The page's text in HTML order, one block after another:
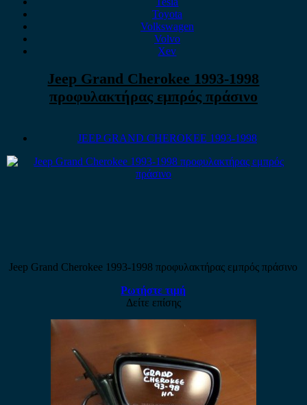
Toyota
Volkswagen
Volvo
Xev
Jeep Grand Cherokee 1993-1998
προφυλακτήρας εμπρός πράσινο
JEEP GRAND CHEROKEE 1993-1998
Jeep Grand Cherokee 1993-1998 προφυλακτήρας εμπρός πράσινο
Ρωτήστε τιμή
Δείτε επίσης